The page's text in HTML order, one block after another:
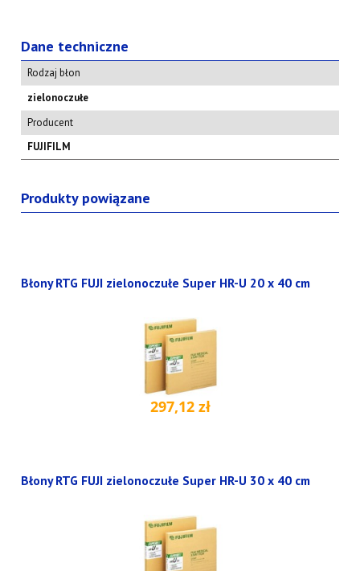
Dane techniczne
Rodzaj błon
zielonoczułe
Producent
FUJIFILM
Produkty powiązane
Błony RTG FUJI zielonoczułe Super HR-U 20 x 40 cm
297,12 zł
Błony RTG FUJI zielonoczułe Super HR-U 30 x 40 cm